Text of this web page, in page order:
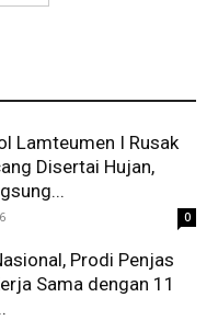
Lamteumen I Rusak
Disertai Hujan,
0
Prodi Penjas
Sama dengan 11